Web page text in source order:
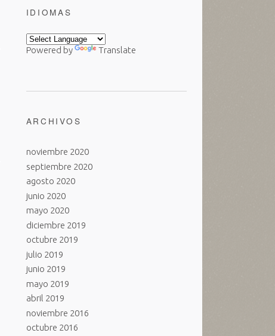
IDIOMAS
Powered by Translate
ARCHIVOS
noviembre 2020
septiembre 2020
agosto 2020
junio 2020
mayo 2020
diciembre 2019
octubre 2019
julio 2019
junio 2019
mayo 2019
abril 2019
noviembre 2016
octubre 2016